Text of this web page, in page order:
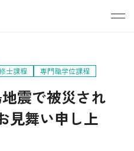
士課程 専門職学位課程
震で被災され
見舞い申し上